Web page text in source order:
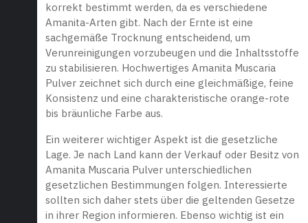
korrekt bestimmt werden, da es verschiedene
Amanita-Arten gibt. Nach der Ernte ist eine
sachgemäße Trocknung entscheidend, um
Verunreinigungen vorzubeugen und die Inhaltsstoffe
zu stabilisieren. Hochwertiges Amanita Muscaria
Pulver zeichnet sich durch eine gleichmäßige, feine
Konsistenz und eine charakteristische orange-rote
bis bräunliche Farbe aus.
Ein weiterer wichtiger Aspekt ist die gesetzliche
Lage. Je nach Land kann der Verkauf oder Besitz von
Amanita Muscaria Pulver unterschiedlichen
gesetzlichen Bestimmungen folgen. Interessierte
sollten sich daher stets über die geltenden Gesetze
in ihrer Region informieren. Ebenso wichtig ist ein